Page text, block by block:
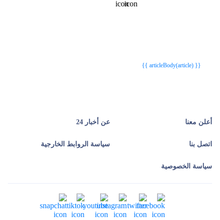
{{ articleBody(article) }}
أعلن معنا عن أخبار 24
اتصل بنا سياسة الروابط الخارجية
سياسة الخصوصية